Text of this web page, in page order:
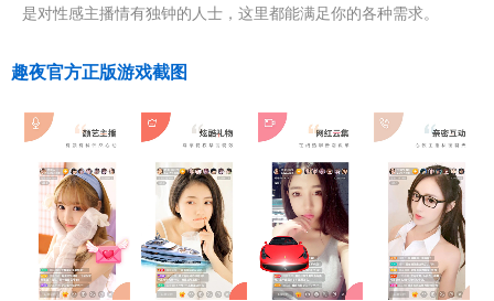
是对性感主播情有独钟的人士，这里都能满足你的各种需求。
趣夜官方正版游戏截图